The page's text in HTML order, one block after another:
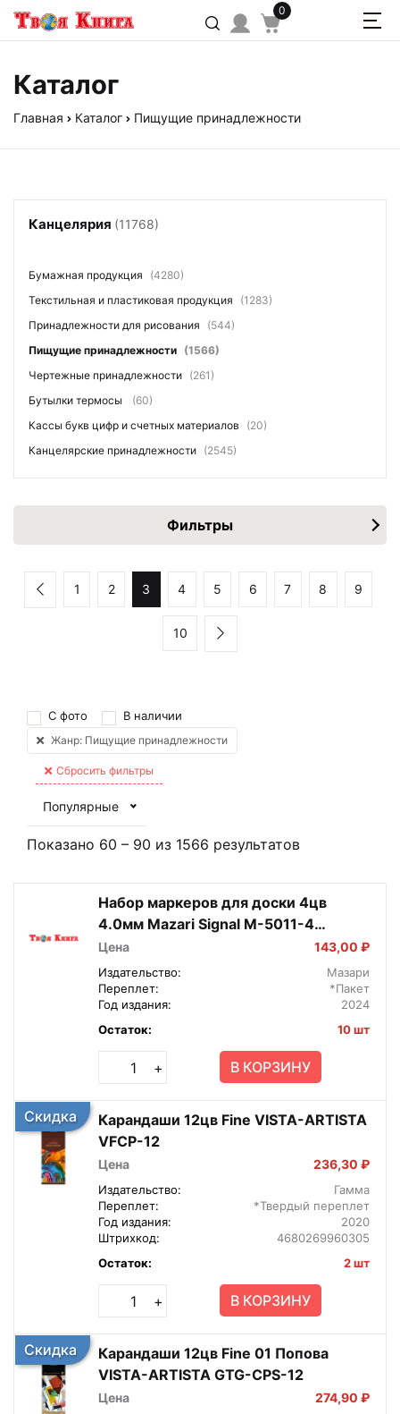
0
Каталог
Главная Каталог Пищущие принадлежности
Канцелярия (11768)
Бумажная продукция
(4280)
Текстильная и пластиковая продукция
(1283)
Принадлежности для рисования
(544)
Пищущие принадлежности (1566)
Чертежные принадлежности (261)
Бутылки термосы
(60)
Кассы букв цифр и счетных материалов
(20)
Канцелярские принадлежности (2545)
Фильтры
1 2 3 4 5 6 7 8 9
10
С фото В наличии
Жанр: Пищущие принадлежности
Сбросить фильтры
Популярные
Показано 60 – 90 из 1566 результатов
Набор маркеров для доски 4цв
4.0мм Mazari Signal М-5011-4
2472377
Цена 143,00 ₽
Издательство:
Мазари
Переплет:
*Пакет
Год издания:
2024
Остаток:
10 шт
+ В КОРЗИНУ
Скидка
Карандаши 12цв Fine VISTA-ARTISTA
VFCP-12
Цена 236,30 ₽
Издательство:
Гамма
Переплет:
*Твердый переплет
Год издания:
2020
Штрихкод:
4680269960305
Остаток:
2 шт
+ В КОРЗИНУ
Скидка
Карандаши 12цв Fine 01 Попова
VISTA-ARTISTA GTG-CPS-12
Цена 274,90 ₽